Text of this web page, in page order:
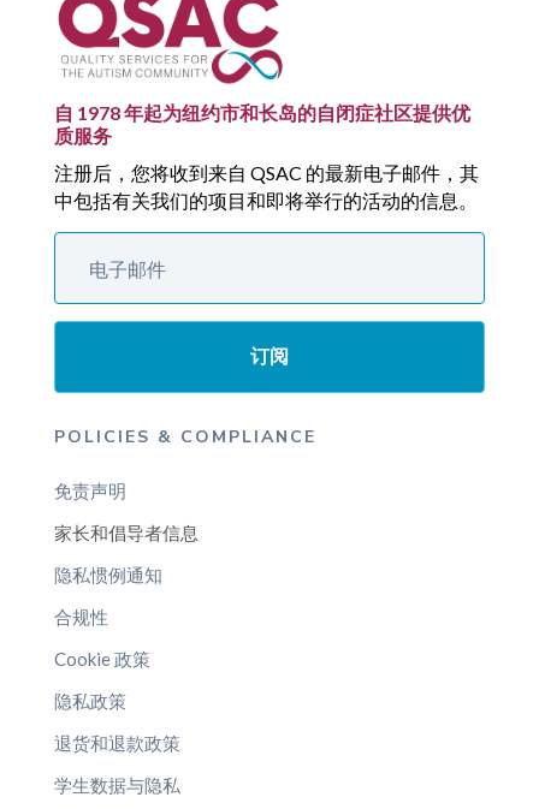
自 1978 年起为纽约市和长岛的自闭症社区提供优
质服务
注册后，您将收到来自 QSAC 的最新电子邮件，其
中包括有关我们的项目和即将举行的活动的信息。
订阅
POLICIES & COMPLIANCE
免责声明
家长和倡导者信息
隐私惯例通知
合规性
Cookie 政策
隐私政策
退货和退款政策
学生数据与隐私